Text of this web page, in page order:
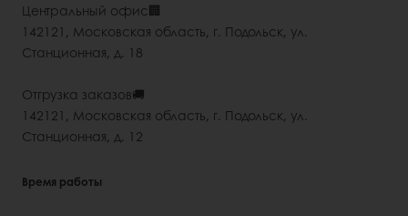
Центральный офис🏢
142121, Московская область, г. Подольск, ул.
Станционная, д. 18
Отгрузка заказов🚚
142121, Московская область, г. Подольск, ул.
Станционная, д. 12
Время работы